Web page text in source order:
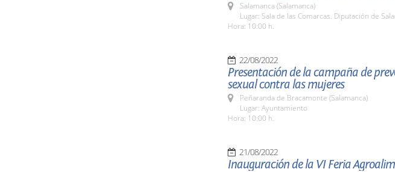
Salamanca (Salamanca)
Lugar: Sala de las Comarcas. Diputación de
Hora: 10:00 h.
22/08/2022
Presentación de la campaña de
sexual contra las mujeres
Peñaranda de Bracamonte (Salamanca)
Lugar: Ayuntamiento
Hora: 10:00 h.
21/08/2022
Inauguración de la VI Feria